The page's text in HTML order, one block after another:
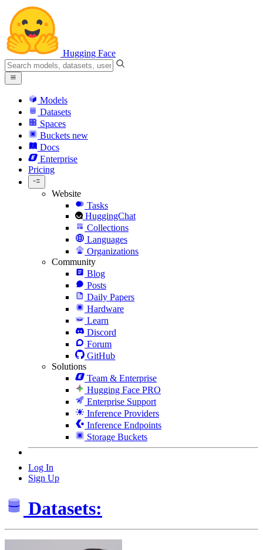
Hugging Face
Models
Datasets
Spaces
Buckets new
Docs
Enterprise
Pricing
Website
Tasks
HuggingChat
Collections
Languages
Organizations
Community
Blog
Posts
Daily Papers
Hardware
Learn
Discord
Forum
GitHub
Solutions
Team & Enterprise
Hugging Face PRO
Enterprise Support
Inference Providers
Inference Endpoints
Storage Buckets
Log In
Sign Up
Datasets: